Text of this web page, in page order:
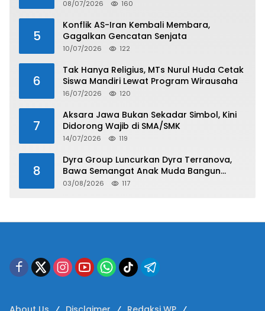
08/07/2026 160
5
Konflik AS-Iran Kembali Membara,
Gagalkan Gencatan Senjata
10/07/2026 122
6
Tak Hanya Religius, MTs Nurul Huda Cetak
Siswa Mandiri Lewat Program Wirausaha
16/07/2026 120
7
Aksara Jawa Bukan Sekadar Simbol, Kini
Didorong Wajib di SMA/SMK
14/07/2026 119
8
Dyra Group Luncurkan Dyra Terranova,
Bawa Semangat Anak Muda Bangun
Masa Depan Properti Batam
03/08/2026 117